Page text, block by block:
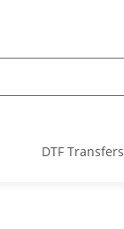
DTF Transfers